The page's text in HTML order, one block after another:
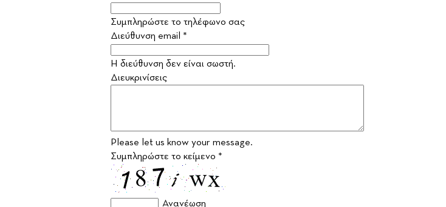
Συμπληρώστε το τηλέφωνο σας
Διεύθυνση email *
Η διεύθυνση δεν είναι σωστή.
Διευκρινίσεις
Please let us know your message.
Συμπληρώστε το κείμενο *
Ανανέωση